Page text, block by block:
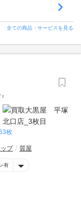
全ての商品・サービスを見る
♪
枚
プ 質屋
有